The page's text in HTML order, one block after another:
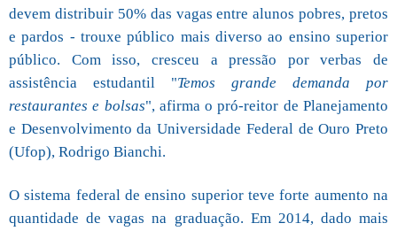
devem distribuir 50% das vagas entre alunos pobres, pretos
e pardos - trouxe público mais diverso ao ensino superior
público. Com isso, cresceu a pressão por verbas de
assistência estudantil "Temos grande demanda por
restaurantes e bolsas", afirma o pró-reitor de Planejamento
e Desenvolvimento da Universidade Federal de Ouro Preto
(Ufop), Rodrigo Bianchi.
O sistema federal de ensino superior teve forte aumento na
quantidade de vagas na graduação. Em 2014, dado mais